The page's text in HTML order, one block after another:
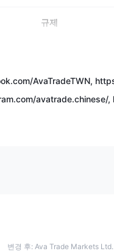
규제
데모 계정
거래 플랫폼
변경 후: Ava Trade Markets Ltd.